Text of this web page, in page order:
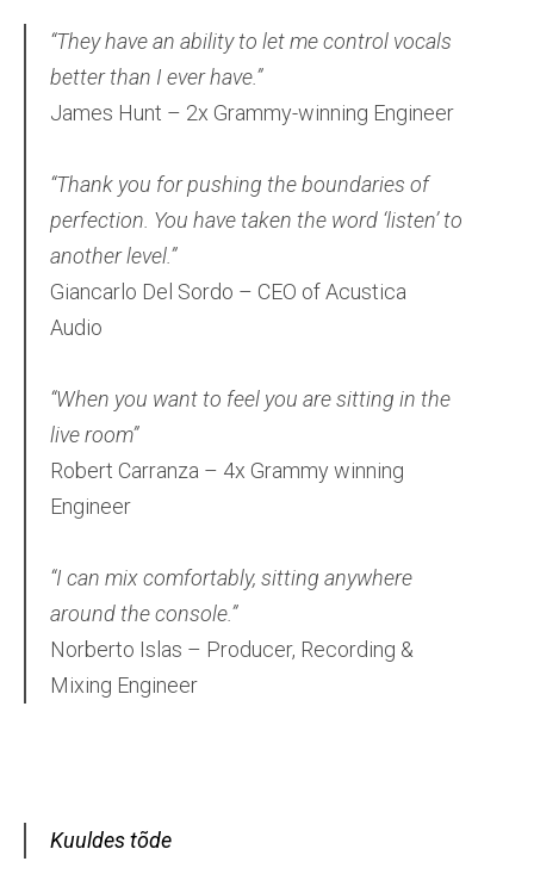
“They have an ability to let me control vocals
better than I ever have.”
James Hunt – 2x Grammy-winning Engineer
“Thank you for pushing the boundaries of
perfection. You have taken the word ‘listen’ to
another level.”
Giancarlo Del Sordo – CEO of Acustica
Audio
“When you want to feel you are sitting in the
live room”
Robert Carranza – 4x Grammy winning
Engineer
“I can mix comfortably, sitting anywhere
around the console.”
Norberto Islas – Producer, Recording &
Mixing Engineer
Kuuldes tõde